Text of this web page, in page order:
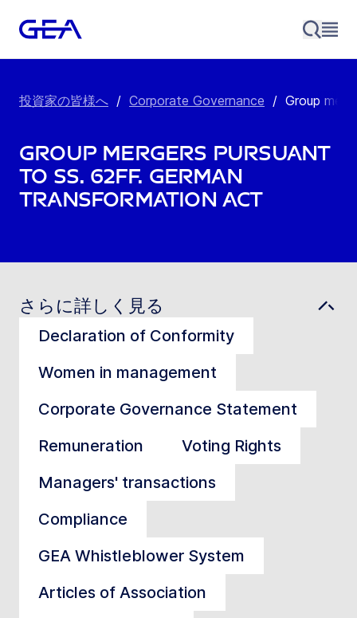
投資家の皆様へ / Corporate Governance / Group
GROUP MERGERS PURSUANT
TO SS. 62FF. GERMAN
TRANSFORMATION ACT
さらに詳しく見る
Declaration of Conformity
Women in management
Corporate Governance Statement
Remuneration
Voting Rights
Managers' transactions
Compliance
GEA Whistleblower System
Articles of Association